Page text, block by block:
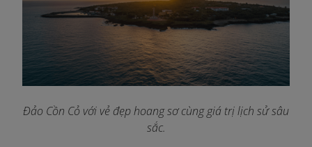
Đảo Cồn Cỏ với vẻ đẹp hoang sơ cùng giá trị lịch sử sâu
sắc.